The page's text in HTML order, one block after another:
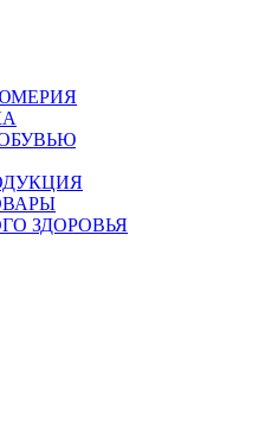
ЗДОРОВЬЯ